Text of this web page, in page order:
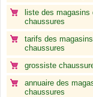
liste des magasins
chaussures
tarifs des
chaussures
grossiste
annuaire des
chaussures